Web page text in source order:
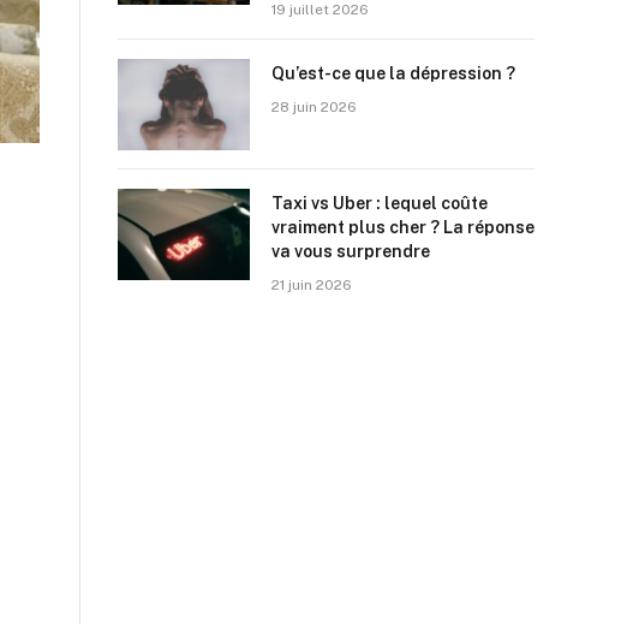
19 juillet 2026
Qu’est-ce que la dépression ?
28 juin 2026
Taxi vs Uber : lequel coûte
vraiment plus cher ? La réponse
va vous surprendre
21 juin 2026